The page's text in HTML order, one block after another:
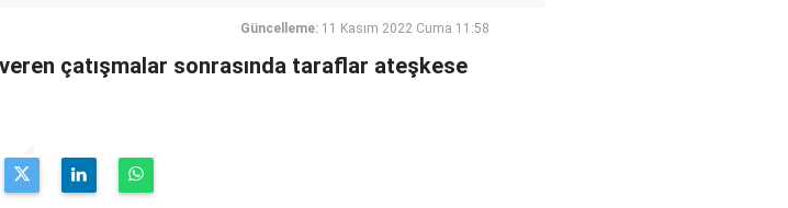
Güncelleme: 11 Kasım 2022 Cuma 11:58
veren çatışmalar sonrasında taraflar ateşkese